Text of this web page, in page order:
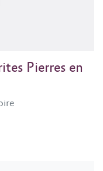
Pierres en